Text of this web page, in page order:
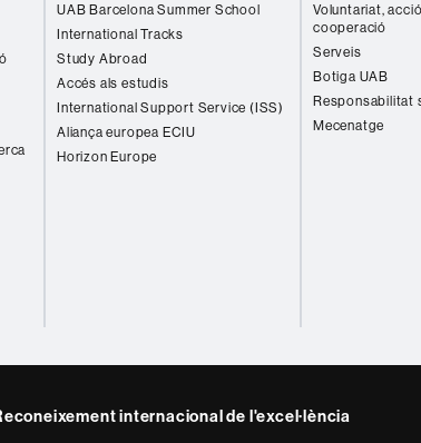
UAB Barcelona Summer School
International Tracks
Study Abroad
Accés als estudis
International Support Service (ISS)
Aliança europea ECIU
Horizon Europe
Voluntariat,
cooperació
Serveis
Botiga UAB
Responsabilitat
Mecenatge
internacional de l'excel·lència